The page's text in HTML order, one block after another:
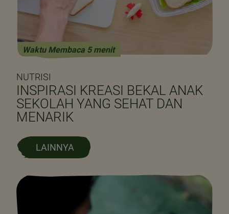
Waktu Membaca 5 menit
NUTRISI
INSPIRASI KREASI BEKAL ANAK
SEKOLAH YANG SEHAT DAN
MENARIK
LAINNYA